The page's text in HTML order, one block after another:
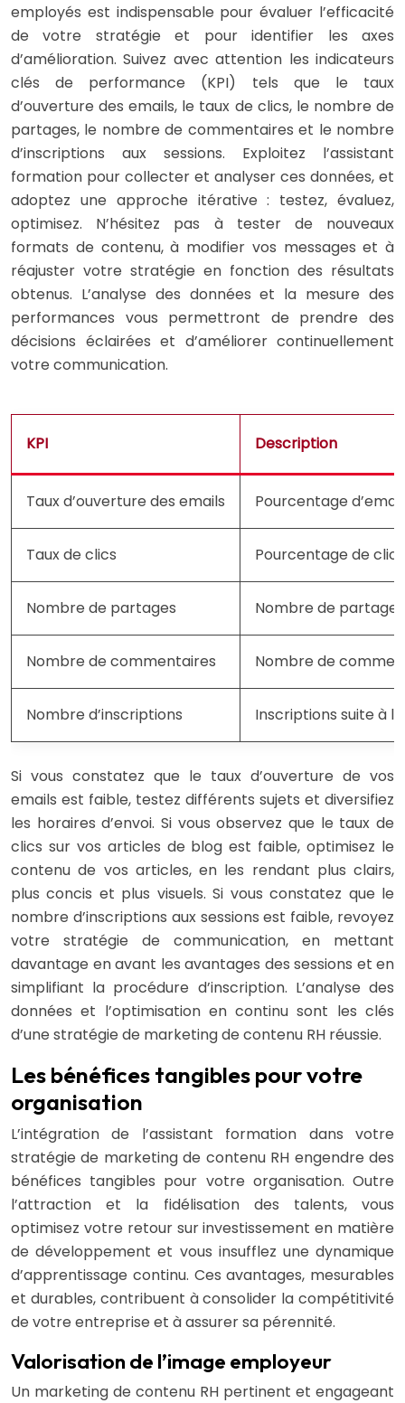
employés est indispensable pour évaluer l’efficacité
de votre stratégie et pour identifier les axes
d’amélioration. Suivez avec attention les indicateurs
clés de performance (KPI) tels que le taux
d’ouverture des emails, le taux de clics, le nombre de
partages, le nombre de commentaires et le nombre
d’inscriptions aux sessions. Exploitez l’assistant
formation pour collecter et analyser ces données, et
adoptez une approche itérative : testez, évaluez,
optimisez. N’hésitez pas à tester de nouveaux
formats de contenu, à modifier vos messages et à
réajuster votre stratégie en fonction des résultats
obtenus. L’analyse des données et la mesure des
performances vous permettront de prendre des
décisions éclairées et d’améliorer continuellement
votre communication.
KPI Description
Taux d’ouverture des emails Pourcentage
Taux de clics Pourcentage de
Nombre de partages Nombre de
Nombre de commentaires Nombre de
Nombre d’inscriptions Inscriptions suite à
Si vous constatez que le taux d’ouverture de vos
emails est faible, testez différents sujets et diversifiez
les horaires d’envoi. Si vous observez que le taux de
clics sur vos articles de blog est faible, optimisez le
contenu de vos articles, en les rendant plus clairs,
plus concis et plus visuels. Si vous constatez que le
nombre d’inscriptions aux sessions est faible, revoyez
votre stratégie de communication, en mettant
davantage en avant les avantages des sessions et en
simplifiant la procédure d’inscription. L’analyse des
données et l’optimisation en continu sont les clés
d’une stratégie de marketing de contenu RH réussie.
Les bénéfices tangibles pour votre
organisation
L’intégration de l’assistant formation dans votre
stratégie de marketing de contenu RH engendre des
bénéfices tangibles pour votre organisation. Outre
l’attraction et la fidélisation des talents, vous
optimisez votre retour sur investissement en matière
de développement et vous insufflez une dynamique
d’apprentissage continu. Ces avantages, mesurables
et durables, contribuent à consolider la compétitivité
de votre entreprise et à assurer sa pérennité.
Valorisation de l’image employeur
Un marketing de contenu RH pertinent et engageant